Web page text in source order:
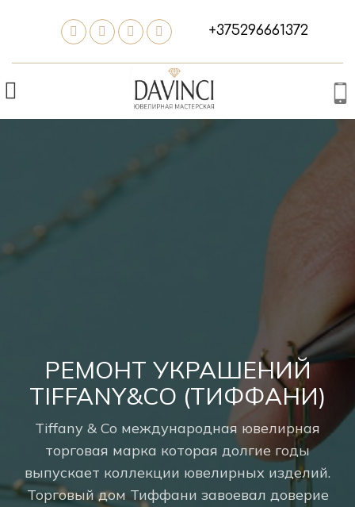
+375296661372
РЕМОНТ УКРАШЕНИЙ
TIFFANY&CO (ТИФФАНИ)
Tiffany & Co международная ювелирная
торговая марка которая долгие годы
выпускает коллекции ювелирных изделий.
Торговый дом Тиффани завоевал доверие